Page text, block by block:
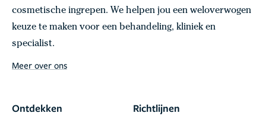
cosmetische ingrepen. We helpen jou een weloverwogen
keuze te maken voor een behandeling, kliniek en
specialist.
Meer over ons
Ontdekken Richtlijnen